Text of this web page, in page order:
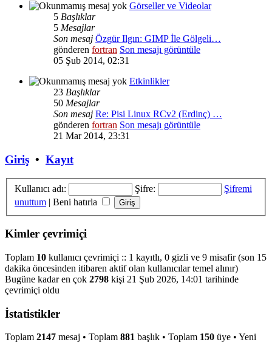
Görseller ve Videolar
5 Başlıklar
5 Mesajlar
Son mesaj Özgür Ilgın: GIMP İle Gölgeli…
gönderen fortran Son mesajı görüntüle
05 Şub 2014, 02:31
Etkinlikler
23 Başlıklar
50 Mesajlar
Son mesaj Re: Pisi Linux RCv2 (Erdinç) …
gönderen fortran Son mesajı görüntüle
21 Mar 2014, 23:31
Giriş • Kayıt
Kullanıcı adı: Şifre:
Şifremi
unuttum | Beni hatırla
Kimler çevrimiçi
Toplam 10 kullanıcı çevrimiçi :: 1 kayıtlı, 0 gizli ve 9 misafir (son 15
dakika öncesinden itibaren aktif olan kullanıcılar temel alınır)
Bugüne kadar en çok 2798 kişi 21 Şub 2026, 14:01 tarihinde
çevrimiçi oldu
İstatistikler
Toplam 2147 mesaj • Toplam 881 başlık • Toplam 150 üye • Yeni